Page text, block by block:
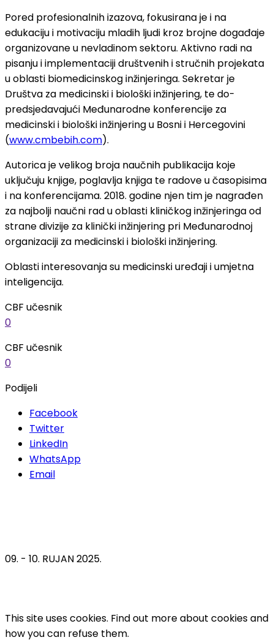
Pored profesionalnih izazova, fokusirana je i na
edukaciju i motivaciju mladih ljudi kroz brojne događaje
organizovane u nevladinom sektoru. Aktivno radi na
pisanju i implementaciji društvenih i stručnih projekata
u oblasti biomedicinskog inžinjeringa. Sekretar je
Društva za medicinski i biološki inžinjering, te do-
predsjedavajući Međunarodne konferencije za
medicinski i biološki inžinjering u Bosni i Hercegovini
(www.cmbebih.com).
Autorica je velikog broja naučnih publikacija koje
uključuju knjige, poglavlja knjiga te radove u časopisima
i na konferencijama. 2018. godine njen tim je nagrađen
za najbolji naučni rad u oblasti kliničkog inžinjeringa od
strane divizije za klinički inžinjering pri Međunarodnoj
organizaciji za medicinski i biološki inžinjering.
Oblasti interesovanja su medicinski uređaji i umjetna
inteligencija.
CBF učesnik
0
CBF učesnik
0
Podijeli
Facebook
Twitter
LinkedIn
WhatsApp
Email
09. - 10. RUJAN 2025.
This site uses cookies. Find out more about cookies and
how you can refuse them.